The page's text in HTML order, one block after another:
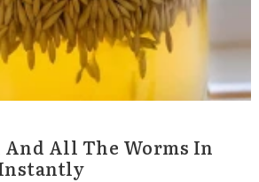
And All The Worms In